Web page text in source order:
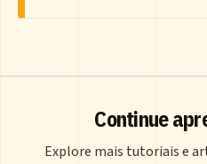
Continue
Explore mais tutoriais e